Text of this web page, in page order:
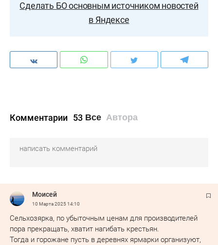
Сделать БО основным источником новостей
в Яндексе
Комментарии 53 Все Автора
Моисей
10 Марта 202514:10
Сельхозярка, по убыточным ценам для производителей
пора прекращать, хватит нагибать крестьян.
Тогда и горожане пусть в деревнях ярмарки организуют,